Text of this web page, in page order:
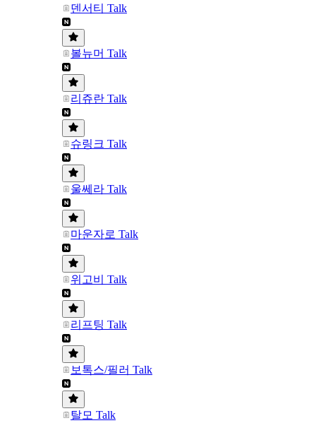
덴서티 Talk
볼뉴머 Talk
리쥬란 Talk
슈링크 Talk
울쎄라 Talk
마운자로 Talk
위고비 Talk
리프팅 Talk
보톡스/필러 Talk
탈모 Talk